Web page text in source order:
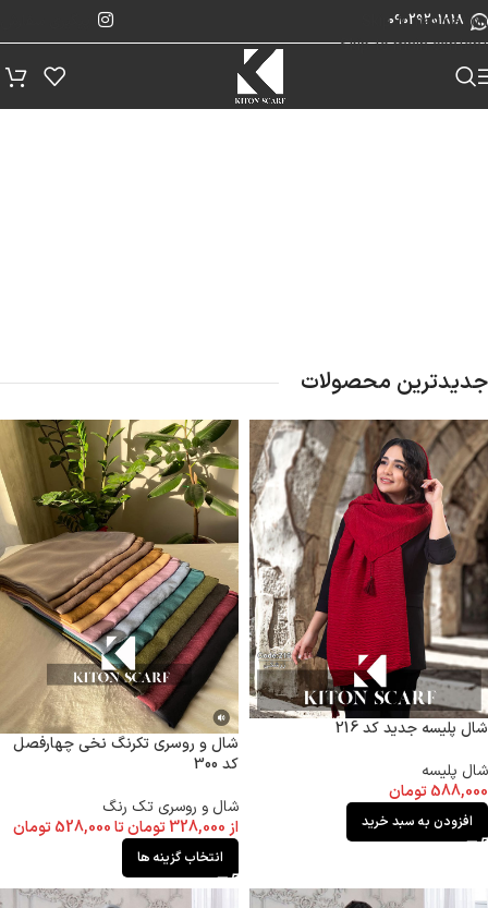
Skip to navigation
Skip to main content
09029201818
جدیدترین محصولات
شال پلیسه جدید کد 216
شال پلیسه
588,000تومان
افزودن به سبد خرید
شال و روسری تکرنگ نخی چهارفصل
کد 300
شال و روسری تک رنگ
از 328,000تومانتا528,000تومان
انتخاب گزینه ها